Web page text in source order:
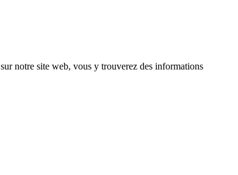
sur notre site web, vous y trouverez des informations